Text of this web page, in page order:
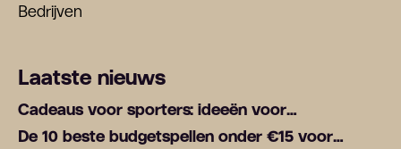
Bedrijven
Laatste nieuws
Cadeaus voor sporters: ideeën voor
fitnessliefhebbers
De 10 beste budgetspellen onder €15 voor